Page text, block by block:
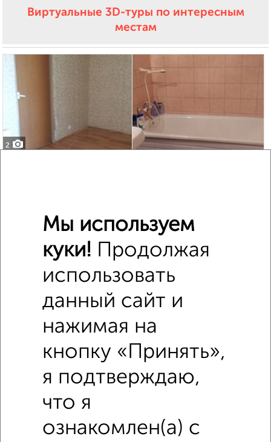
Виртуальные 3D-туры по интересным
местам
2
Комната в 2-к квартире, на длительный срок, 10м², 3/5
в месяц
мкр. 10-й, Панфиловский проспект 46
Мы используем
куки! Продолжая
использовать
данный сайт и
нажимая на
кнопку «Принять»,
я подтверждаю,
что я
ознакомлен(а) с